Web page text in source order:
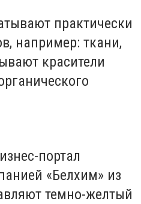
практически
например: ткани,
красители
портал
«Белхим» из
темно-желтый